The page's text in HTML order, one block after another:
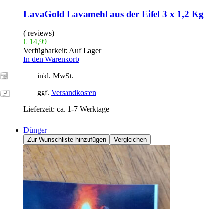
LavaGold Lavamehl aus der Eifel 3 x 1,2 Kg
( reviews)
€ 14,99
Verfügbarkeit: Auf Lager
In den Warenkorb
inkl. MwSt.
ggf. Versandkosten
Lieferzeit: ca. 1-7 Werktage
Dünger
Zur Wunschliste hinzufügen Vergleichen